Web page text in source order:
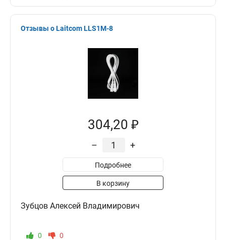
Отзывы о Laitcom LLS1M-8
304,20 ₽
– +
Подробнее
В корзину
Зубцов Алексей Владимирович
0 0